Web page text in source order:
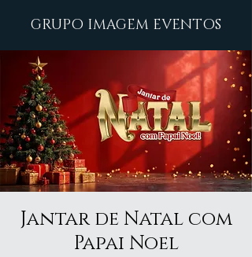
GRUPO IMAGEM EVENTOS
Jantar de Natal com
Papai Noel